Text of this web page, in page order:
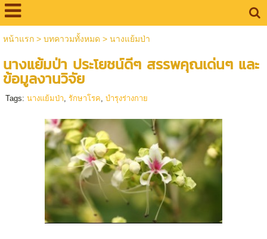
หน้าแรก> บทคาวมทั้งหมด > นางแย้มป่า
นางแย้มป่า ประโยชน์ดีๆ สรรพคุณเด่นๆ และ
ข้อมูลงานวิจัย
Tags: นางแย้มป่า, รักษาโรค, บำรุงร่างกาย